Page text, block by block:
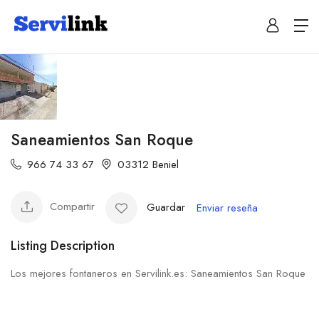
Saneamientos San Roque
966 74 33 67 03312 Beniel
Compartir Guardar Enviar reseña
Listing Description
Los mejores fontaneros en Servilink.es: Saneamientos San Roque